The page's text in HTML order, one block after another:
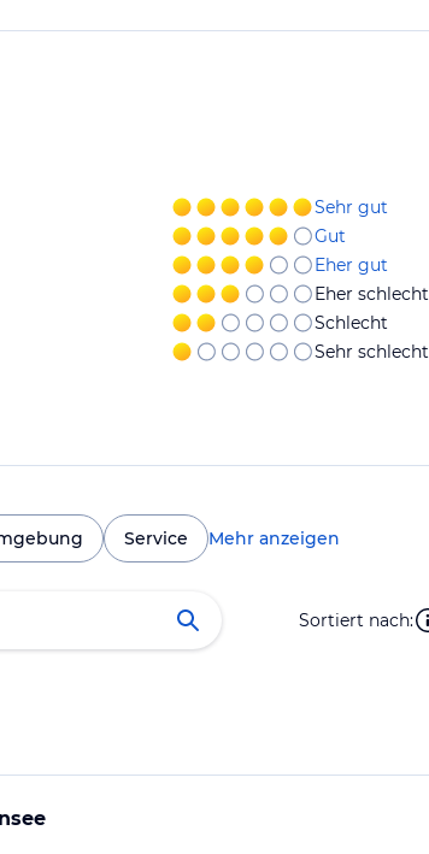
Sehr gut
Gut
Eher gut
Eher schlecht
Schlecht
Sehr schlecht
Service Mehr anzeigen
Sortiert nach: